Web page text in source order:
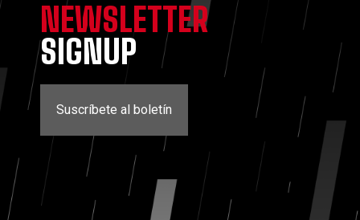
NEWSLETTER
SIGNUP
Suscríbete al boletín